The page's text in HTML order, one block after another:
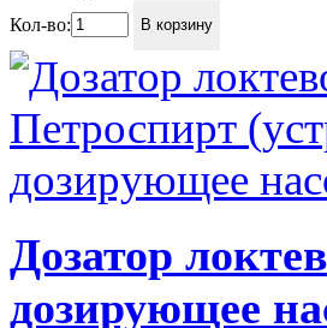
Кол-во: В корзину
Дозатор
дозирующее